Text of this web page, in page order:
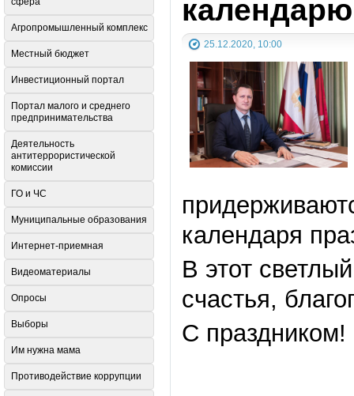
календарю
25.12.2020, 10:00
календаря
В этот
счастья,
С праздником!
Агропромышленный комплекс
Местный бюджет
Инвестиционный портал
Портал малого и среднего
предпринимательства
Деятельность
антитеррористической
комиссии
ГО и ЧС
Муниципальные образования
Интернет-приемная
Видеоматериалы
Опросы
Выборы
Им нужна мама
Противодействие коррупции